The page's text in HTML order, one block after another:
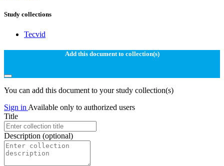
Study collections
Tecvid
Add this document to collection(s)
You can add this document to your study collection(s)
Sign in Available only to authorized users
Title
Description (optional)